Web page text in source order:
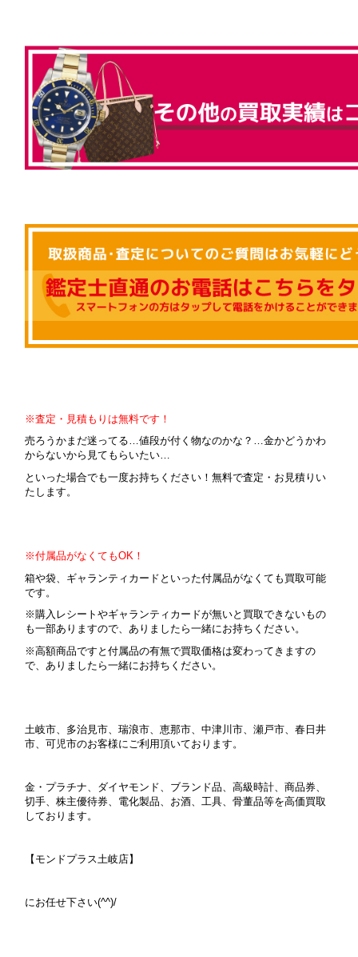
※査定・見積もりは無料です！
売ろうかまだ迷ってる…値段が付く物なのかな？…金かどうかわ
からないから見てもらいたい…
といった場合でも一度お持ちください！無料で査定・お見積りい
たします。
※付属品がなくてもOK！
箱や袋、ギャランティカードといった付属品がなくても買取可能
です。
※購入レシートやギャランティカードが無いと買取できないもの
も一部ありますので、ありましたら一緒にお持ちください。
※高額商品ですと付属品の有無で買取価格は変わってきますの
で、ありましたら一緒にお持ちください。
土岐市、多治見市、瑞浪市、恵那市、中津川市、瀬戸市、春日井
市、可児市のお客様にご利用頂いております。
金・プラチナ、ダイヤモンド、ブランド品、高級時計、商品券、
切手、株主優待券、電化製品、お酒、工具、骨董品等を高価買取
しております。
【モンドプラス土岐店】
にお任せ下さい(^^)/